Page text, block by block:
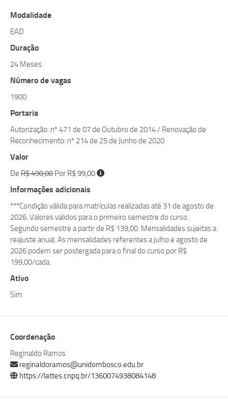
Modalidade
EAD
Duração
24 Meses
Número de vagas
1900
Portaria
Autorização: nº 471 de 07 de Outubro de 2014 / Renovação de
Reconhecimento: nº 214 de 25 de Junho de 2020
Valor
De R$ 490,00 Por R$ 99,00
Informações adicionais
***Condição válida para matrículas realizadas até 31 de agosto de
2026. Valores validos para o primeiro semestre do curso.
Segundo semestre a partir de R$ 139,00. Mensalidades sujeitas a
reajuste anual. As mensalidades referentes a julho e agosto de
2026 podem ser postergada para o final do curso por R$
199,00/cada.
Ativo
Sim
Coordenação
Reginaldo Ramos
reginaldoramos@unidombosco.edu.br
https://lattes.cnpq.br/1360074938084148